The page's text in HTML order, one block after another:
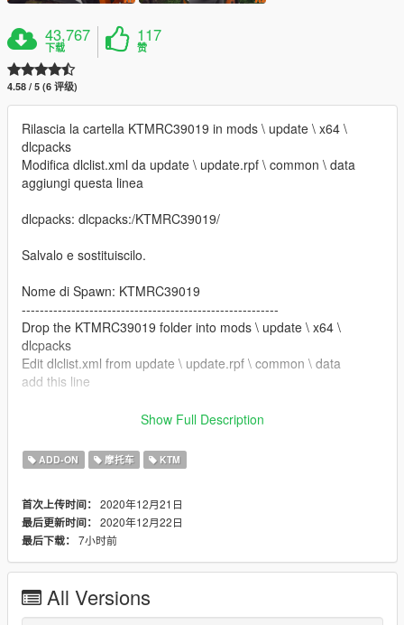
43,767
下载
117
赞
4.58 / 5 (6 评级)
Rilascia la cartella KTMRC39019 in mods \ update \ x64 \
dlcpacks
Modifica dlclist.xml da update \ update.rpf \ common \ data
aggiungi questa linea
dlcpacks: dlcpacks:/KTMRC39019/
Salvalo e sostituiscilo.
Nome di Spawn: KTMRC39019
---------------------------------------------------------
Drop the KTMRC39019 folder into mods \ update \ x64 \
dlcpacks
Edit dlclist.xml from update \ update.rpf \ common \ data
add this line
dlcpacks: dlcpacks:/KTMRC39019/
Save and replace it.
---------------------------------------------------------
Credits:
Model: https://gamemodding.com/en/gta-san-
Converted by: Rena
---------------------------------------------------------
Show Full Description
ADD-ON 摩托车 KTM
首次上传时间： 2020年12月21日
最后更新时间： 2020年12月22日
最后下载： 7小时前
All Versions